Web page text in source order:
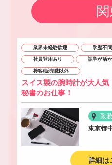
関
業界未経験歓迎 学歴不問
社員登用あり 語学が活
接客/販売職以外
スイス製の腕時計が大人
秘書のお仕事！
勤
東京都
詳細は